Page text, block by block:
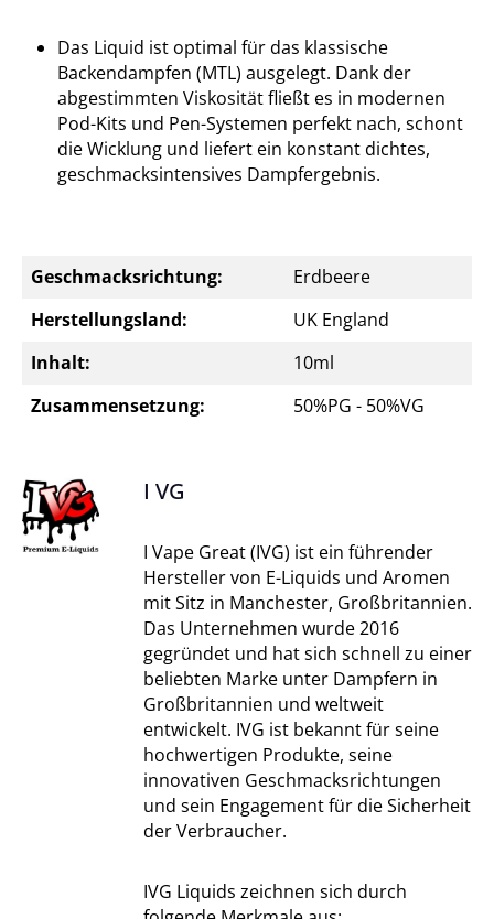
Das Liquid ist optimal für das klassische
Backendampfen (MTL) ausgelegt. Dank der
abgestimmten Viskosität fließt es in modernen
Pod-Kits und Pen-Systemen perfekt nach, schont
die Wicklung und liefert ein konstant dichtes,
geschmacksintensives Dampfergebnis.
Geschmacksrichtung:
Erdbeere
Herstellungsland:
UK England
Inhalt:
10ml
Zusammensetzung:
50%PG - 50%VG
I VG
I Vape Great (IVG) ist ein führender
Hersteller von E-Liquids und Aromen
mit Sitz in Manchester, Großbritannien.
Das Unternehmen wurde 2016
gegründet und hat sich schnell zu einer
beliebten Marke unter Dampfern in
Großbritannien und weltweit
entwickelt. IVG ist bekannt für seine
hochwertigen Produkte, seine
innovativen Geschmacksrichtungen
und sein Engagement für die Sicherheit
der Verbraucher.
IVG Liquids zeichnen sich durch